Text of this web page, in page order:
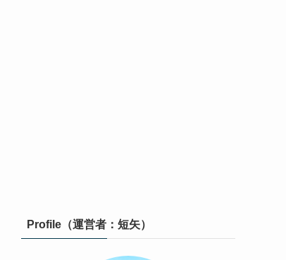
Profile（運営者：短矢）